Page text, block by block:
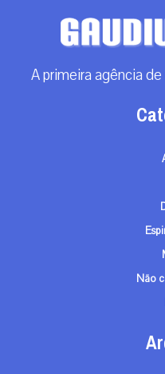
A primeira agência
Não